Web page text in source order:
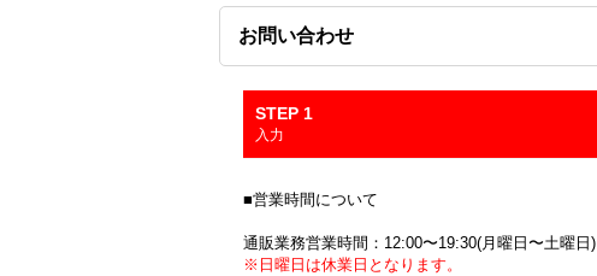
お問い合わせ
STEP 1
入力
■営業時間について
通販業務営業時間：12:00〜19:30(月曜日〜土曜日)
※日曜日は休業日となります。